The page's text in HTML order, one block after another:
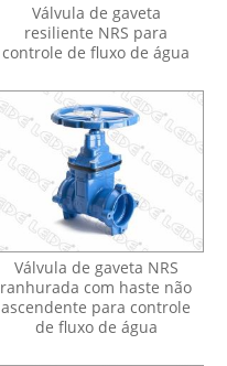
Válvula de gaveta
resiliente NRS para
controle de fluxo de água
Válvula de gaveta NRS
ranhurada com haste não
ascendente para controle
de fluxo de água